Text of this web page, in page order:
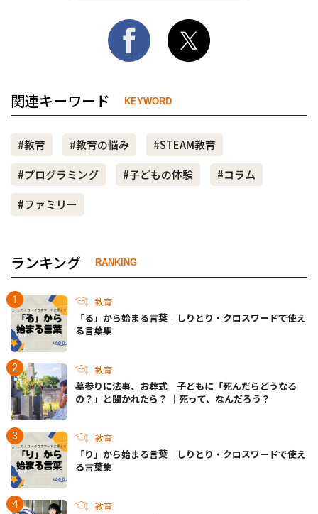
関連キーワード KEYWORD
#教育 #教育の悩み
#STEAM教育
#プログラミング
#子どもの体験
#コラム
#ファミリー
ランキング RANKING
教育
「る」から始まる言葉｜しりとり・クロスワードで使え
る言葉集
教育
墓参りに法事、お葬式。子どもに「死んだらどうなる
の？」と聞かれたら？ ｜死って、なんだろう？
教育
「り」から始まる言葉｜しりとり・クロスワードで使え
る言葉集
教育